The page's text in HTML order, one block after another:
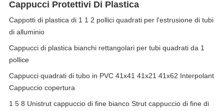
Cappucci Protettivi Di Plastica
Cappotti di plastica di 1 1 2 pollici quadrati per l'estrusione di tubi
di alluminio
Cappucci di plastica bianchi rettangolari per tubi quadrati da 1
pollice
Cappucci quadrati di tubo in PVC 41x41 41x21 41x62 Interpolant
Cappuccio copertura
1 5 8 Unistrut cappuccio di fine bianco Strut cappuccio di fine di